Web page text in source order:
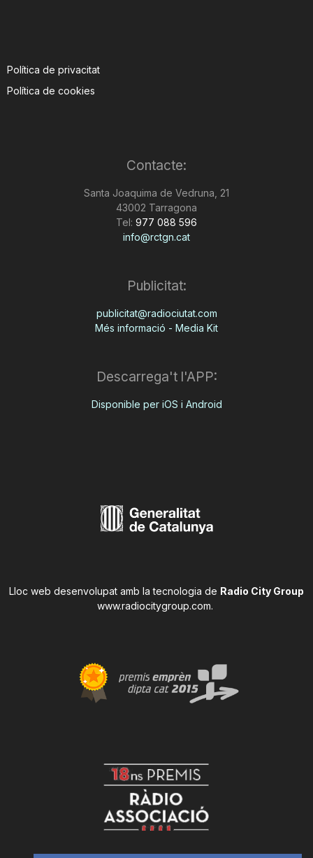
Política de privacitat
Política de cookies
Contacte:
Santa Joaquima de Vedruna, 21
43002 Tarragona
Tel: 977 088 596
info@rctgn.cat
Publicitat:
publicitat@radiociutat.com
Més informació - Media Kit
Descarrega't l'APP:
Disponible per iOS i Android
Lloc web desenvolupat amb la tecnologia de Radio City Group
www.radiocitygroup.com.